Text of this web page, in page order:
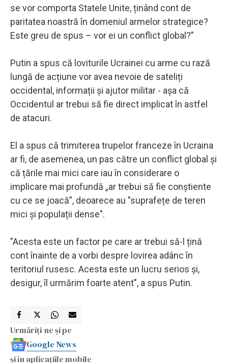
se vor comporta Statele Unite, ținând cont de
paritatea noastră în domeniul armelor strategice?
Este greu de spus – vor ei un conflict global?”
Putin a spus că loviturile Ucrainei cu arme cu rază
lungă de acțiune vor avea nevoie de sateliți
occidental, informații și ajutor militar - așa că
Occidentul ar trebui să fie direct implicat în astfel
de atacuri.
El a spus că trimiterea trupelor franceze în Ucraina
ar fi, de asemenea, un pas către un conflict global și
că țările mai mici care iau în considerare o
implicare mai profundă „ar trebui să fie conștiente
cu ce se joacă”, deoarece au "suprafețe de teren
mici și populații dense".
"Acesta este un factor pe care ar trebui să-l țină
cont înainte de a vorbi despre lovirea adânc în
teritoriul rusesc. Acesta este un lucru serios și,
desigur, îl urmărim foarte atent", a spus Putin.
Urmăriți-ne și pe
Google News
și în aplicațiile mobile